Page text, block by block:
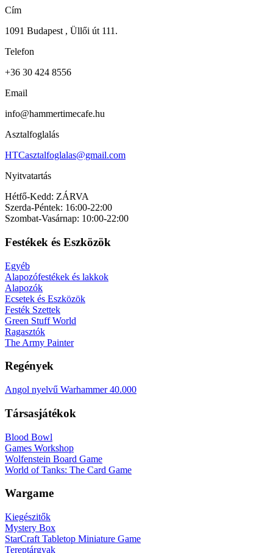
Cím
1091 Budapest , Üllői út 111.
Telefon
+36 30 424 8556
Email
info@hammertimecafe.hu
Asztalfoglalás
HTCasztalfoglalas@gmail.com
Nyitvatartás
Hétfő-Kedd: ZÁRVA
Szerda-Péntek: 16:00-22:00
Szombat-Vasárnap: 10:00-22:00
Festékek és Eszközök
Egyéb
Alapozófestékek és lakkok
Alapozók
Ecsetek és Eszközök
Festék Szettek
Green Stuff World
Ragasztók
The Army Painter
Regények
Angol nyelvű Warhammer 40.000
Társasjátékok
Blood Bowl
Games Workshop
Wolfenstein Board Game
World of Tanks: The Card Game
Wargame
Kiegészitők
Mystery Box
StarCraft Tabletop Miniature Game
Tereptárgyak